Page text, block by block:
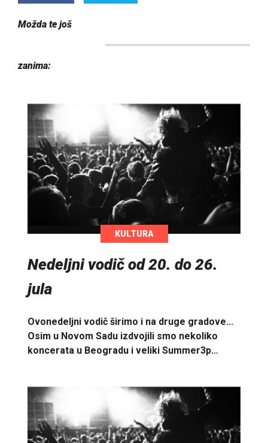
Možda te još
zanima:
KULTURA
Nedeljni vodič od 20. do 26.
jula
Ovonedeljni vodič širimo i na druge gradove...
Osim u Novom Sadu izdvojili smo nekoliko
koncerata u Beogradu i veliki Summer3p…